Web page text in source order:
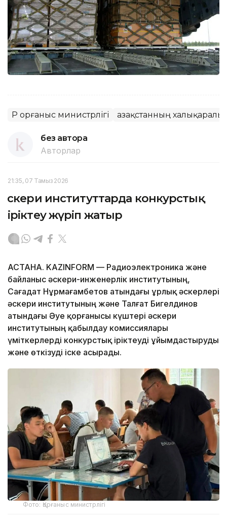
ҚР Қорғаныс министрлігі Қазақстанның
без автора
Авторлар
21:35, 07 Тамыз 2026
Әскери институттарда конкурстық
іріктеу жүріп жатыр
АСТАНА. KAZINFORM — Радиоэлектроника және
байланыс әскери-инженерлік институтының,
Сағадат Нұрмағамбетов атындағы Құрлық әскерлері
әскери институтының және Талғат Бигелдинов
атындағы Әуе қорғанысы күштері әскери
институтының қабылдау комиссиялары
үміткерлерді конкурстық іріктеуді ұйымдастыруды
және өткізуді іске асырады.
Фото: Қорғаныс министрлігі